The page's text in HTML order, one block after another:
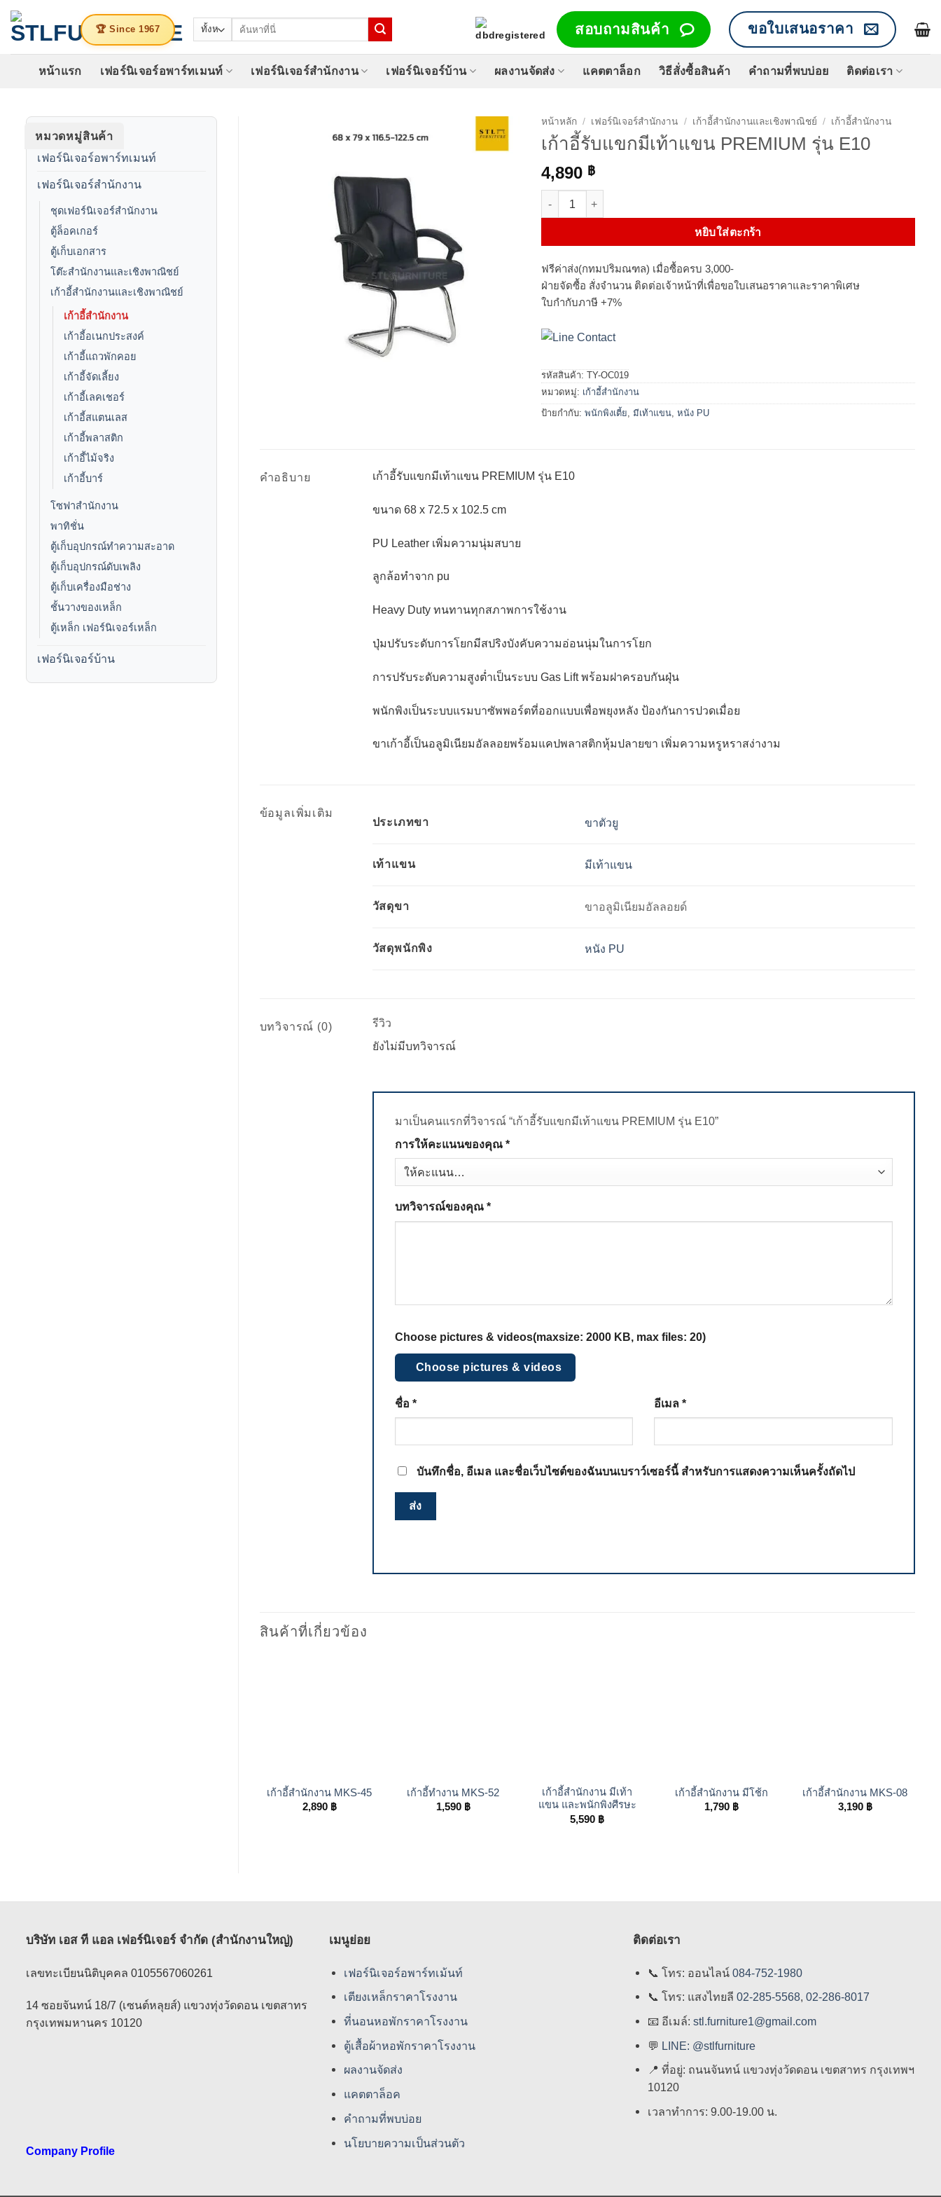
ข้าม
ไป
🏆 Since 1967
ค้นหา: สอบถามสินค้า ขอใบเสนอราคา
หน้าแรก เฟอร์นิเจอร์อพาร์ทเมนท์ เฟอร์นิเจอร์สำนักงาน เฟอร์นิเจอร์บ้าน ผลงานจัดส่ง แคตตาล็อก วิธีสั่งซื้อสินค้า คำถามที่พบบ่อย ติดต่อเรา
หมวดหมู่สินค้า
เฟอร์นิเจอร์อพาร์ทเมนท์
เฟอร์นิเจอร์สำนักงาน
ชุดเฟอร์นิเจอร์สำนักงาน
ตู้ล็อคเกอร์
ตู้เก็บเอกสาร
โต๊ะสำนักงานและเชิงพาณิชย์
เก้าอี้สำนักงานและเชิงพาณิชย์
เก้าอี้สำนักงาน
เก้าอี้อเนกประสงค์
เก้าอี้แถวพักคอย
เก้าอี้จัดเลี้ยง
เก้าอี้เลคเชอร์
เก้าอี้สแตนเลส
เก้าอี้พลาสติก
เก้าอี้ไม้จริง
เก้าอี้บาร์
โซฟาสำนักงาน
พาทิชั่น
ตู้เก็บอุปกรณ์ทำความสะอาด
ตู้เก็บอุปกรณ์ดับเพลิง
ตู้เก็บเครื่องมือช่าง
ชั้นวางของเหล็ก
ตู้เหล็ก เฟอร์นิเจอร์เหล็ก
เฟอร์นิเจอร์บ้าน
หน้าหลัก / เฟอร์นิเจอร์สำนักงาน / เก้าอี้สำนักงานและเชิงพาณิชย์ / เก้าอี้สำนักงาน
เก้าอี้รับแขกมีเท้าแขน PREMIUM รุ่น E10
4,890 ฿
หยิบใส่ตะกร้า
ฟรีค่าส่ง(กทมปริมณฑล) เมื่อซื้อครบ 3,000-
ฝ่ายจัดซื้อ สั่งจำนวน ติดต่อเจ้าหน้าที่เพื่อขอใบเสนอราคาและราคาพิเศษ
ใบกำกับภาษี +7%
รหัสสินค้า:TY-OC019
หมวดหมู่: เก้าอี้สำนักงาน
ป้ายกำกับ:พนักพิงเตี้ย ,มีเท้าแขน ,หนัง PU
คำอธิบาย เก้าอี้รับแขกมีเท้าแขน PREMIUM รุ่น E10
ขนาด 68 x 72.5 x 102.5 cm
PU Leather เพิ่มความนุ่มสบาย
ลูกล้อทำจาก pu
Heavy Duty ทนทานทุกสภาพการใช้งาน
ปุ่มปรับระดับการโยกมีสปริงบังคับความอ่อนนุ่มในการโยก
การปรับระดับความสูงต่ำเป็นระบบ Gas Lift พร้อมฝาครอบกันฝุ่น
พนักพิงเป็นระบบแรมบาซัพพอร์ตที่ออกแบบเพื่อพยุงหลัง ป้องกันการปวดเมื่อย
ขาเก้าอี้เป็นอลูมิเนียมอัลลอยพร้อมแคปพลาสติกหุ้มปลายขา เพิ่มความหรูหราสง่างาม
ข้อมูลเพิ่มเติม
ประเภทขา ขาตัวยู
เท้าแขน มีเท้าแขน
วัสดุขา ขาอลูมิเนียมอัลลอยด์
วัสดุพนักพิง หนัง PU
บทวิจารณ์ (0)
รีวิว
ยังไม่มีบทวิจารณ์
มาเป็นคนแรกที่วิจารณ์ “เก้าอี้รับแขกมีเท้าแขน PREMIUM รุ่น E10”
การให้คะแนนของคุณ *
บทวิจารณ์ของคุณ *
Choose pictures & videos(maxsize: 2000 KB, max files: 20)
Choose pictures & videos
ชื่อ * อีเมล*
บันทึกชื่อ, อีเมล และชื่อเว็บไซต์ของฉันบนเบราว์เซอร์นี้ สำหรับการแสดงความเห็นครั้งถัดไป
สินค้าที่เกี่ยวข้อง
เก้าอี้สำนักงาน MKS-45
2,890 ฿
เก้าอี้ทำงาน MKS-52
1,590 ฿
เก้าอี้สำนักงาน มีเท้า
แขน และพนักพิงศีรษะ
5,590 ฿
เก้าอี้สำนักงาน มีโช้ก
1,790 ฿
เก้าอี้สำนักงาน MKS-08
3,190 ฿
บริษัท เอส ที แอล เฟอร์นิเจอร์ จำกัด (สำนักงานใหญ่)
เลขทะเบียนนิติบุคคล 0105567060261
14 ซอยจันทน์ 18/7 (เซนต์หลุยส์) แขวงทุ่งวัดดอน เขตสาทร
กรุงเทพมหานคร 10120
Company Profile
เมนูย่อย
เฟอร์นิเจอร์อพาร์ทเม้นท์
เตียงเหล็กราคาโรงงาน
ที่นอนหอพักราคาโรงงาน
ตู้เสื้อผ้าหอพักราคาโรงงาน
ผลงานจัดส่ง
แคตตาล็อค
คําถามที่พบบ่อย
นโยบายความเป็นส่วนตัว
ติดต่อเรา
📞 โทร: ออนไลน์ 084-752-1980
📞 โทร: แสงไทยลี 02-285-5568, 02-286-8017
📧อีเมล์: stl.furniture1@gmail.com
💬 LINE: @stlfurniture
📍 ที่อยู่: ถนนจันทน์ แขวงทุ่งวัดดอน เขตสาทร กรุงเทพฯ
10120
เวลาทำการ: 9.00-19.00 น.